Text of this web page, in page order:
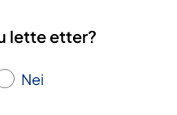
lette etter?
Nei